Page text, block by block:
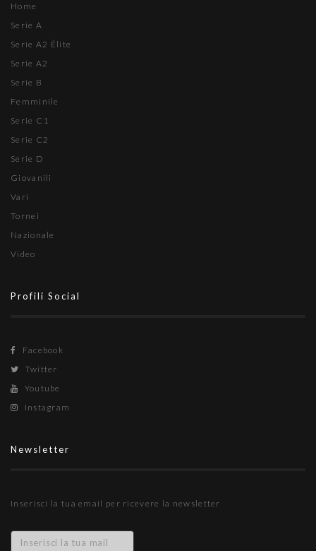
Home
Serie A
Serie A2 Élite
Serie A2
Serie B
Femminile
Serie C1
Serie C2
Serie D
Giovanili
Vari
Tornei
Nazionale
Video
Profili Social
Facebook
Twitter
Youtube
Instagram
Newsletter
Inserisci la tua email per ricevere la newsletter